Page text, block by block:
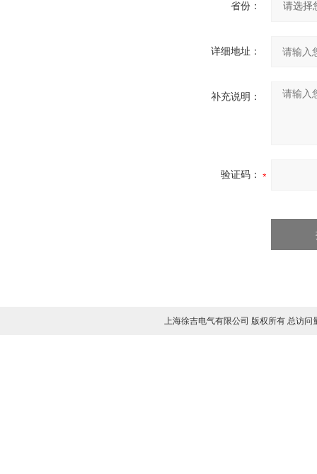
省份：
详细地址：
补充说明：
验证码：
上海徐吉电气有限公司 版权所有 总访问